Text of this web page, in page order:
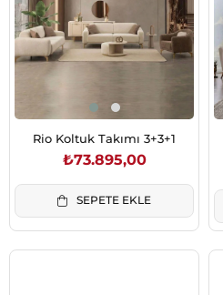
Rio Koltuk Takımı 3+3+1
₺73.895,00
SEPETE EKLE